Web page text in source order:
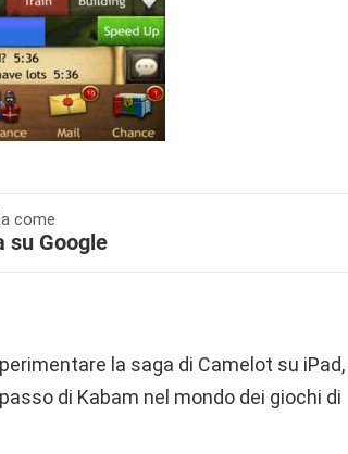
come
su Google
la saga di Camelot su iPad,
di Kabam nel mondo dei giochi di